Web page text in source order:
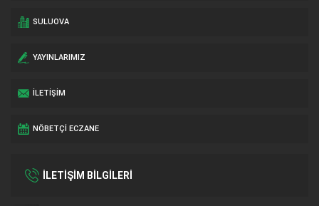
SULUOVA
YAYINLARIMIZ
İLETIŞIM
NÖBETÇI ECZANE
İLETİŞİM BİLGİLERİ